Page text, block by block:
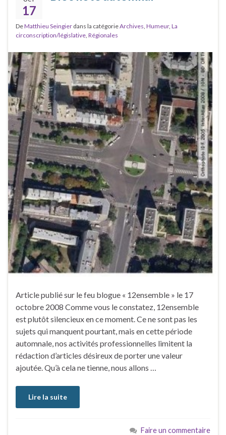
17
DeMatthieu Seingier dans la catégorieArchives, Humeur, La
circonscription/législative, Régionales
Article publié sur le feu blogue « 12ensemble » le 17
octobre 2008 Comme vous le constatez, 12ensemble
est plutôt silencieux en ce moment. Ce ne sont pas les
sujets qui manquent pourtant, mais en cette période
automnale, nos activités professionnelles limitent la
rédaction d’articles désireux de porter une valeur
ajoutée. Qu’à cela ne tienne, nous allons …
Lire la suite
Faire un commentaire